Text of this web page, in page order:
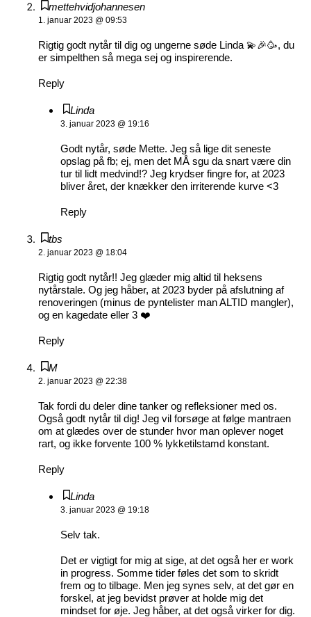
mettehvidjohannesen
1. januar 2023 @ 09:53
Rigtig godt nytår til dig og ungerne søde Linda 💫🎉🥳, du
er simpelthen så mega sej og inspirerende.
Reply
Linda
3. januar 2023 @ 19:16
Godt nytår, søde Mette. Jeg så lige dit seneste
opslag på fb; ej, men det MÅ sgu da snart være din
tur til lidt medvind!? Jeg krydser fingre for, at 2023
bliver året, der knækker den irriterende kurve <3
Reply
tbs
2. januar 2023 @ 18:04
Rigtig godt nytår!! Jeg glæder mig altid til heksens
nytårstale. Og jeg håber, at 2023 byder på afslutning af
renoveringen (minus de pyntelister man ALTID mangler),
og en kagedate eller 3 ❤️
Reply
M
2. januar 2023 @ 22:38
Tak fordi du deler dine tanker og refleksioner med os.
Også godt nytår til dig! Jeg vil forsøge at følge mantraen
om at glædes over de stunder hvor man oplever noget
rart, og ikke forvente 100 % lykketilstamd konstant.
Reply
Linda
3. januar 2023 @ 19:18
Selv tak.
Det er vigtigt for mig at sige, at det også her er work
in progress. Somme tider føles det som to skridt
frem og to tilbage. Men jeg synes selv, at det gør en
forskel, at jeg bevidst prøver at holde mig det
mindset for øje. Jeg håber, at det også virker for dig.